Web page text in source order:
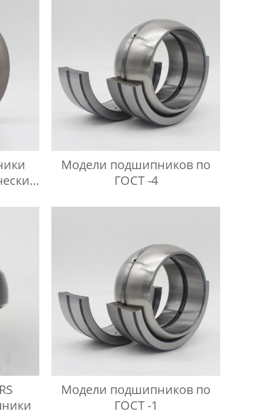
Модели подшипников по
ГОСТ -4
Модели подшипников по
ГОСТ -1